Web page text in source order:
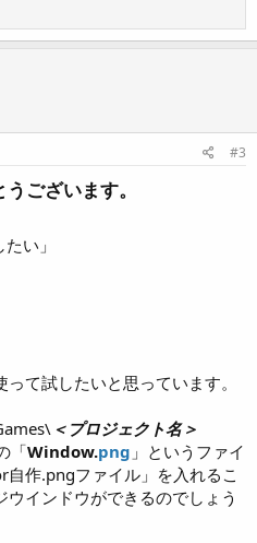
#3
ございます。​
い」
て試したいと思っています。
＜プロジェクト名＞
「Window.png 」というファイ
作.pngファイル」を入れるこ
インドウができるのでしょう